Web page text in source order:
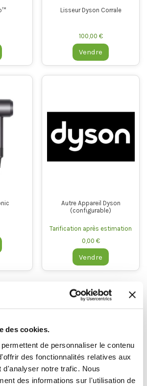
des cookies.
de personnaliser le contenu
des fonctionnalités relatives aux
d'analyser notre trafic. Nous
des informations sur l'utilisation de
Lisseur Dyson Corrale
100,00 €
Vendre
Autre Appareil Dyson
(configurable)
Tarification après estimation
0,00 €
Vendre
de coiffure Dyson en argent
lareprise TechRachat. Que vous ayez
AirwrapMulti-Styler, nous vous
bancaire rapide. Découvrez
appareils de coiffure Dyson pour
et un service sûr.